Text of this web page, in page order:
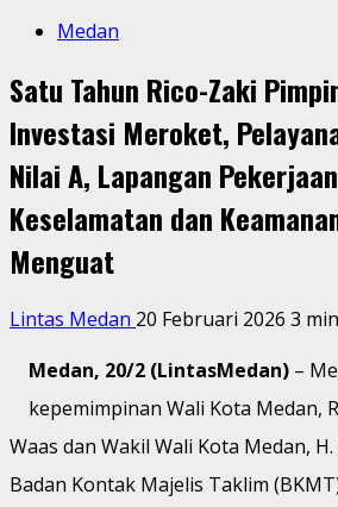
Medan
Satu Tahun Rico-Zaki
Investasi Meroket,
Nilai A, Lapangan
Keselamatan dan
Menguat
Lintas Medan 20 Februari 2026 3
Medan, 20/2 (LintasMedan) –
kepemimpinan Wali Kota Medan,
Waas dan Wakil Wali Kota Medan,
Badan Kontak Majelis Taklim